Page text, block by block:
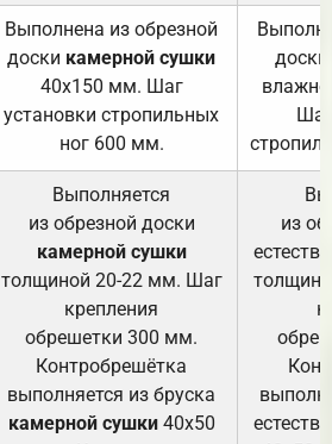
Выполнена из обрезной
доски камерной сушки
40х150 мм. Шаг
установки стропильных
ног 600 мм.
доски
Выполняется
из обрезной доски
камерной сушки
толщиной 20-22 мм. Шаг
крепления
обрешетки 300 мм.
Контробрешётка
выполняется из бруска
камерной сушки40х50
из